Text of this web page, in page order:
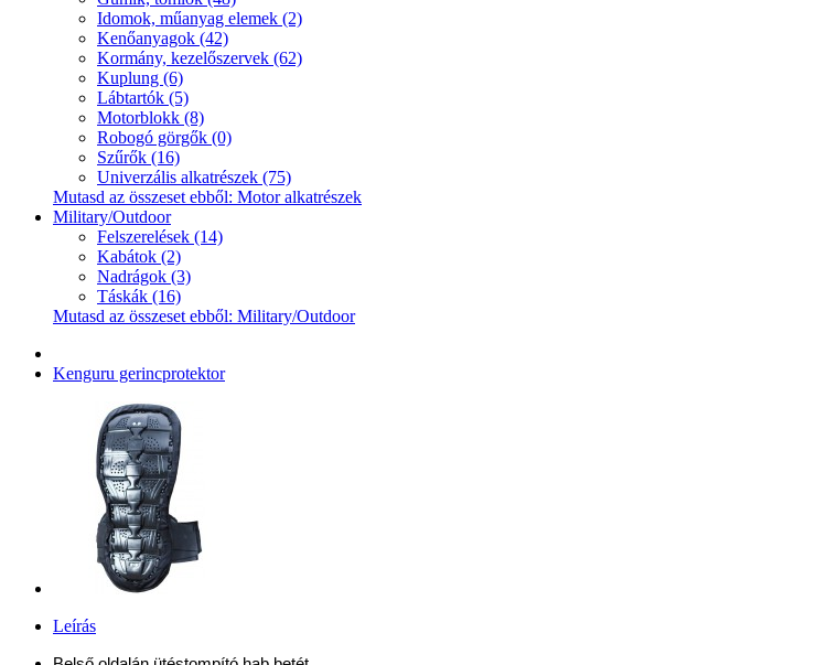
Idomok, műanyag elemek (2)
Kenőanyagok (42)
Kormány, kezelőszervek (62)
Kuplung (6)
Lábtartók (5)
Motorblokk (8)
Robogó görgők (0)
Szűrők (16)
Univerzális alkatrészek (75)
Mutasd az összeset ebből: Motor alkatrészek
Military/Outdoor
Felszerelések (14)
Kabátok (2)
Nadrágok (3)
Táskák (16)
Mutasd az összeset ebből: Military/Outdoor
Kenguru gerincprotektor
Leírás